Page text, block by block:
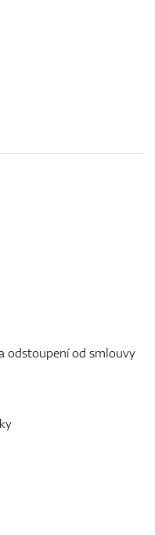
odstoupení od smlouvy